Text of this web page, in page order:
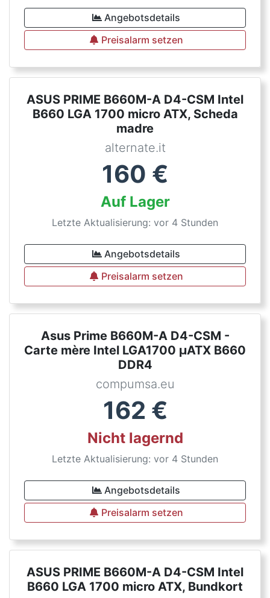
Angebotsdetails
Preisalarm setzen
ASUS PRIME B660M-A D4-CSM Intel
B660 LGA 1700 micro ATX, Scheda
madre
alternate.it
160 €
Auf Lager
Letzte Aktualisierung: vor 4 Stunden
Angebotsdetails
Preisalarm setzen
Asus Prime B660M-A D4-CSM -
Carte mère Intel LGA1700 µATX B660
DDR4
compumsa.eu
162 €
Nicht lagernd
Letzte Aktualisierung: vor 4 Stunden
Angebotsdetails
Preisalarm setzen
ASUS PRIME B660M-A D4-CSM Intel
B660 LGA 1700 micro ATX, Bundkort